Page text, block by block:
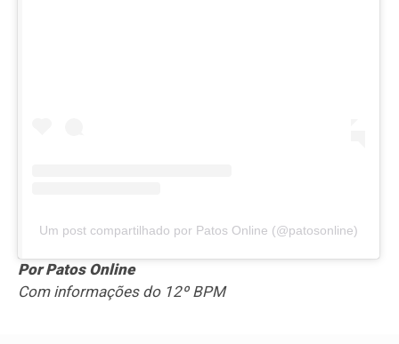
Um post compartilhado por Patos Online (@patosonline)
Por Patos Online
Com informações do 12º BPM